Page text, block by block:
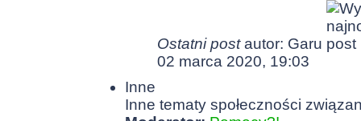
Ostatni postautor: Garu
02 marca 2020, 19:03
Inne
Inne tematy społeczności